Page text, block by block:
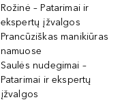
Rožinė – Patarimai ir
ekspertų įžvalgos
Prancūziškas manikiūras
namuose
Saulės nudegimai –
Patarimai ir ekspertų
įžvalgos